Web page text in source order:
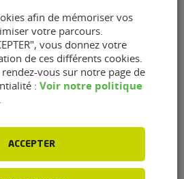
Energy Development
afin de mémoriser vos
votre parcours.
vous donnez votre
de ces différents cookies.
vous sur notre page de
: Voir notre politique
ACCEPTER